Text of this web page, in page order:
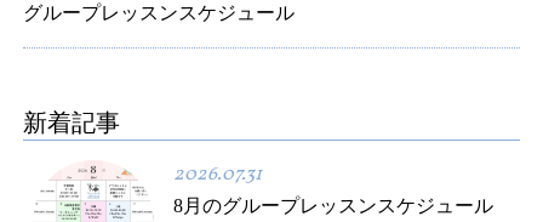
グループレッスンスケジュール
新着記事
2026.07.31
8月のグループレッスンスケジュール